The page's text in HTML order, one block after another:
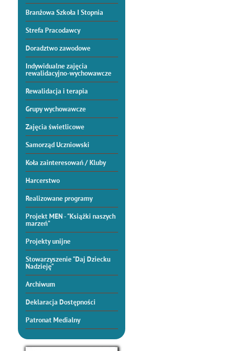
Branżowa Szkoła I Stopnia
Strefa Pracodawcy
Doradztwo zawodowe
Indywidualne zajęcia
rewalidacyjno-wychowawcze
Rewalidacja i terapia
Grupy wychowawcze
Zajęcia świetlicowe
Samorząd Uczniowski
Koła zainteresowań / Kluby
Harcerstwo
Realizowane programy
Projekt MEN - "Książki naszych
marzeń"
Projekty unijne
Stowarzyszenie "Daj Dziecku
Nadzieję"
Archiwum
Deklaracja Dostępności
Patronat Medialny